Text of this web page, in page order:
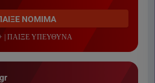
ΝΟΜΙΜΑ
| ΠΑΙΞΕ ΥΠΕΥΘΥΝΑ